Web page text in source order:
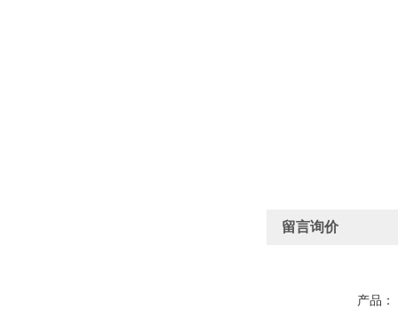
留言询价
产品：